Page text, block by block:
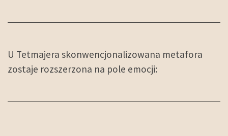
U Tetmajera skonwencjonalizowana metafora
zostaje rozszerzona na pole emocji: